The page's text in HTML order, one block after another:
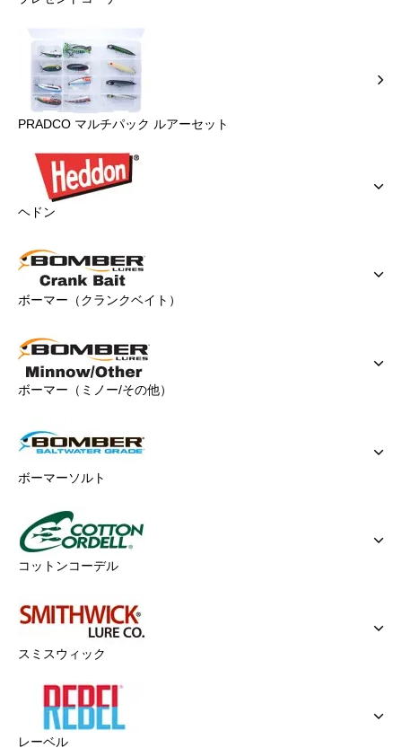
PRADCO マルチパック ルアーセット
ヘドン
ボーマー（クランクベイト）
ボーマー（ミノー/その他）
ボーマーソルト
コットンコーデル
スミスウィック
レーベル